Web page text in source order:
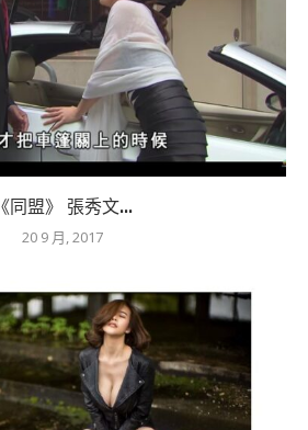
《同盟》 張秀文...
20 9 月, 2017